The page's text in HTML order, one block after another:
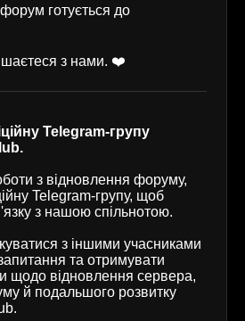
готується до
з нами. ❤️
Telegram-групу
з відновлення форуму,
Telegram-групу, щоб
з нашою спільнотою.
з іншими учасниками
та отримувати
щодо відновлення сервера,
й подальшого розвитку